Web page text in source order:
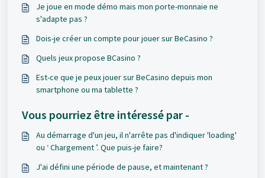
Je joue en mode démo mais mon porte-monnaie ne
s'adapte pas ?
Dois-je créer un compte pour jouer sur BeCasino ?
Quels jeux propose BCasino ?
Est-ce que je peux jouer sur BeCasino depuis mon
smartphone ou ma tablette ?
Vous pourriez être intéressé par -
Au démarrage d'un jeu, il n'arrête pas d'indiquer 'loading'
ou ‘ Chargement ’. Que puis-je faire?
J'ai défini une période de pause, et maintenant ?